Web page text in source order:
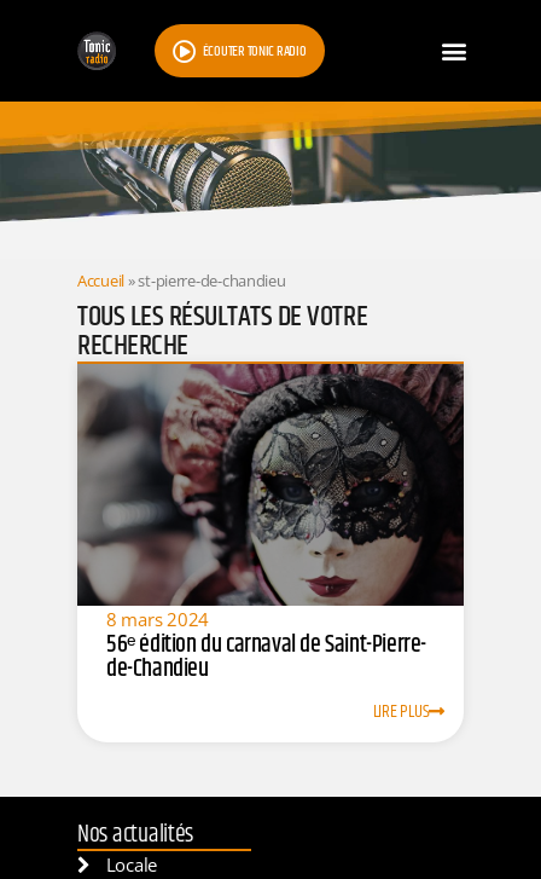
ÉCOUTER TONIC RADIO
RESULTATS
Accueil»st-pierre-de-chandieu
TOUS LES RÉSULTATS DE VOTRE
RECHERCHE
8 mars 2024
56ᵉ édition du carnaval de Saint-Pierre-
de-Chandieu
LIRE PLUS
Nos actualités
Locale